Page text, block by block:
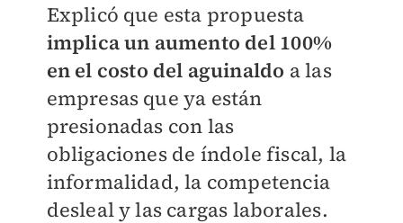
Explicó que esta propuesta
implica un aumento del 100%
en el costo del aguinaldo a las
empresas que ya están
presionadas con las
obligaciones de índole fiscal, la
informalidad, la competencia
desleal y las cargas laborales.